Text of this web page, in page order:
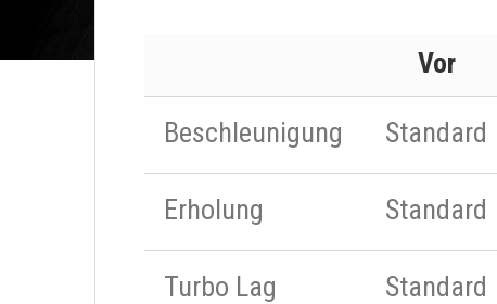
Vor
Beschleunigung Standard
Erholung Standard
Turbo Lag Standard